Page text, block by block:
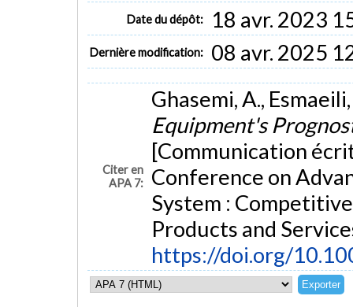
Date du dépôt: 18 avr. 2023
Dernière modification: 08 avr. 2025
Citer en
APA 7:
Ghasemi, A.,
Equipment's
[Communication
Conference on
System :
Products and
https://doi.org/